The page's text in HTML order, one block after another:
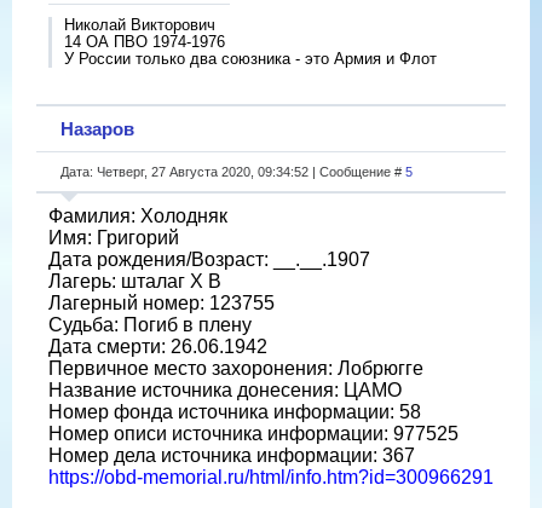
Николай Викторович
14 ОА ПВО 1974-1976
У России только два союзника - это Армия и Флот
Назаров
Дата: Четверг, 27 Августа 2020, 09:34:52 | Сообщение # 5
Фамилия: Холодняк
Имя: Григорий
Дата рождения/Возраст: __.__.1907
Лагерь: шталаг X B
Лагерный номер: 123755
Судьба: Погиб в плену
Дата смерти: 26.06.1942
Первичное место захоронения: Лобрюгге
Название источника донесения: ЦАМО
Номер фонда источника информации: 58
Номер описи источника информации: 977525
Номер дела источника информации: 367
https://obd-memorial.ru/html/info.htm?id=300966291